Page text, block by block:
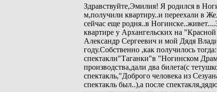
Здравствуйте,Эмилия! Я родился в
м,получили квартиру..и переехали в
сейчас еще родня..в
квартире у Архангельских на
Александр Сергеевич и мой Дядя
году.Собственно ,как получилось
спектакли"Таганки"в "Ногинском
производства,дали два билета(с
спектакль,"Доброго человека из
спектакль был..),а после